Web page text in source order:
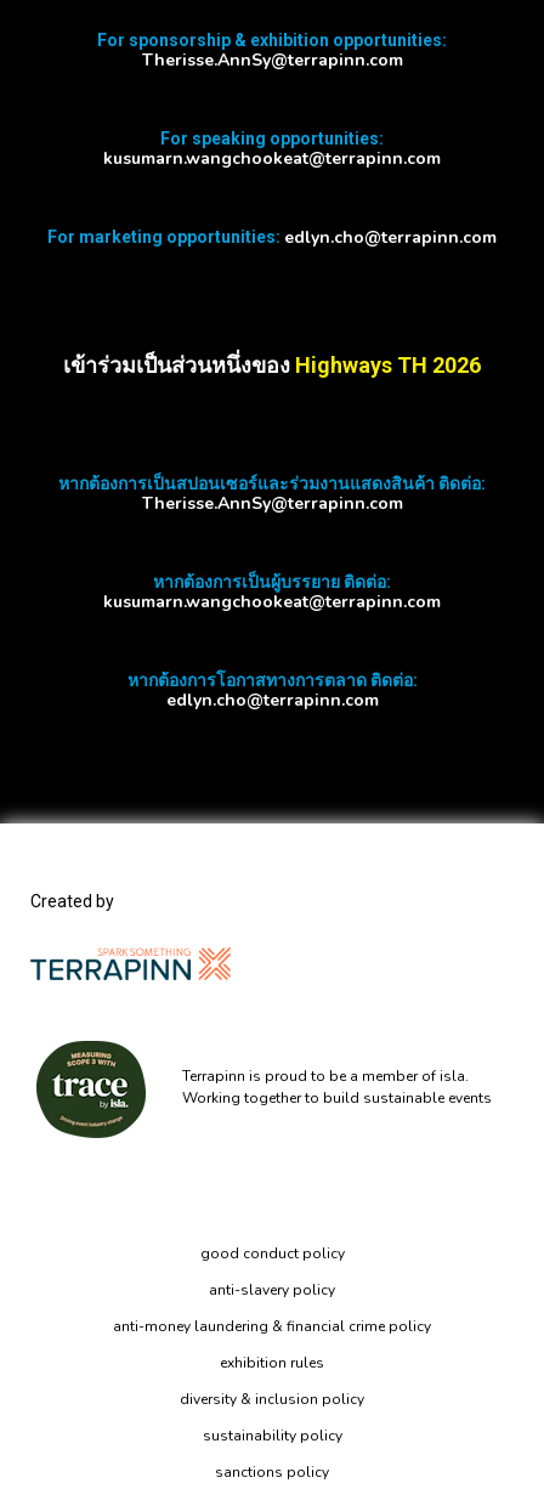
For sponsorship & exhibition opportunities:
Therisse.AnnSy@terrapinn.com
For speaking opportunities:
kusumarn.wangchookeat@terrapinn.com
For marketing opportunities: edlyn.cho@terrapinn.com
เข้าร่วมเป็นส่วนหนึ่งของ Highways TH 2026
หากต้องการเป็นสปอนเซอร์และร่วมงานแสดงสินค้า ติดต่อ:
Therisse.AnnSy@terrapinn.com
หากต้องการเป็นผู้บรรยาย ติดต่อ:
kusumarn.wangchookeat@terrapinn.com
หากต้องการโอกาสทางการตลาด ติดต่อ:
edlyn.cho@terrapinn.com
Created by
Terrapinn is proud to be a member of isla.
Working together to build sustainable events
good conduct policy
anti-slavery policy
anti-money laundering & financial crime policy
exhibition rules
diversity & inclusion policy
sustainability policy
sanctions policy